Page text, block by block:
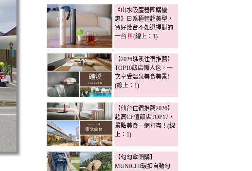
《山水吸塵器團購優
惠》日系極輕超美型，
買好幾台不如選擇對的
一台
(線上：1)
【2026礁溪住宿推薦】
TOP10飯店懶人包，一
次享受溫泉美食美景!
(線上：1)
【仙台住宿推薦2026】
超高CP值飯店TOP17，
景點美食一網打盡！(線
上：1)
【勾勾傘團購】
MUNICHI環扣自動勾